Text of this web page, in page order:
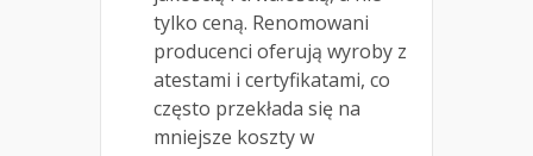
tylko ceną. Renomowani
producenci oferują wyroby z
atestami i certyfikatami, co
często przekłada się na
mniejsze koszty w